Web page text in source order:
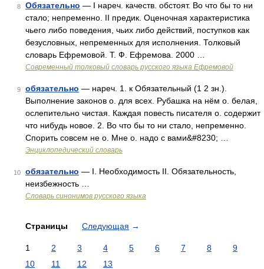
8 Обязательно — I нареч. качеств. обстоят. Во что бы то ни
стало; непременно. II предик. Оценочная характеристика
чьего либо поведения, чьих либо действий, поступков как
безусловных, непременных для исполнения. Толковый
словарь Ефремовой. Т. Ф. Ефремова. 2000 …
Современный толковый словарь русского языка Ефремовой
9 обязательно — нареч. 1. к Обязательный (1 2 зн.).
Выполнение законов о. для всех. Рубашка на нём о. белая,
ослепительно чистая. Каждая повесть писателя о. содержит
что нибудь новое. 2. Во что бы то ни стало, непременно.
Спорить совсем не о. Мне о. надо с вами&#8230; …
Энциклопедический словарь
10 обязательно — I. Необходимость II. Обязательность,
неизбежность …
Словарь синонимов русского языка
Страницы Следующая →
1 2 3 4 5 6 7 8
9
10
11 12 13